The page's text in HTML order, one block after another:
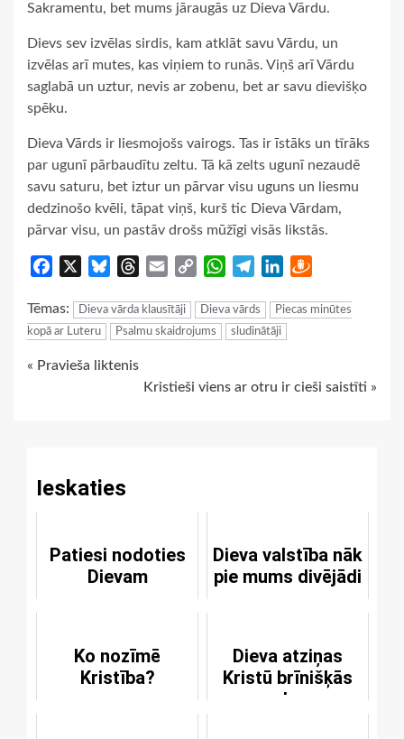
Sakramentu, bet mums jāraugās uz Dieva Vārdu.
Dievs sev izvēlas sirdis, kam atklāt savu Vārdu, un
izvēlas arī mutes, kas viņiem to runās. Viņš arī Vārdu
saglabā un uztur, nevis ar zobenu, bet ar savu dievišķo
spēku.
Dieva Vārds ir liesmojošs vairogs. Tas ir īstāks un tīrāks
par ugunī pārbaudītu zeltu. Tā kā zelts ugunī nezaudē
savu saturu, bet iztur un pārvar visu uguns un liesmu
dedzinošo kvēli, tāpat viņš, kurš tic Dieva Vārdam,
pārvar visu, un pastāv drošs mūžīgi visās likstās.
Facebook BlueskyThreads
Email
Copy
WhatsApp
TelegramLinkedIn
Tēmas: Dieva vārda klausītāji Dieva vārds
Piecas minūtes
kopā ar Luteru
Psalmu skaidrojums sludinātāji
Continue
« Pravieša liktenis
Kristieši viens ar otru ir cieši saistīti »
Ieskaties
Patiesi nodoties
Dievam
Dieva valstība nāk
pie mums divējādi
Ko nozīmē
Kristība?
Dieva atziņas
Kristū brīnišķās
sekas